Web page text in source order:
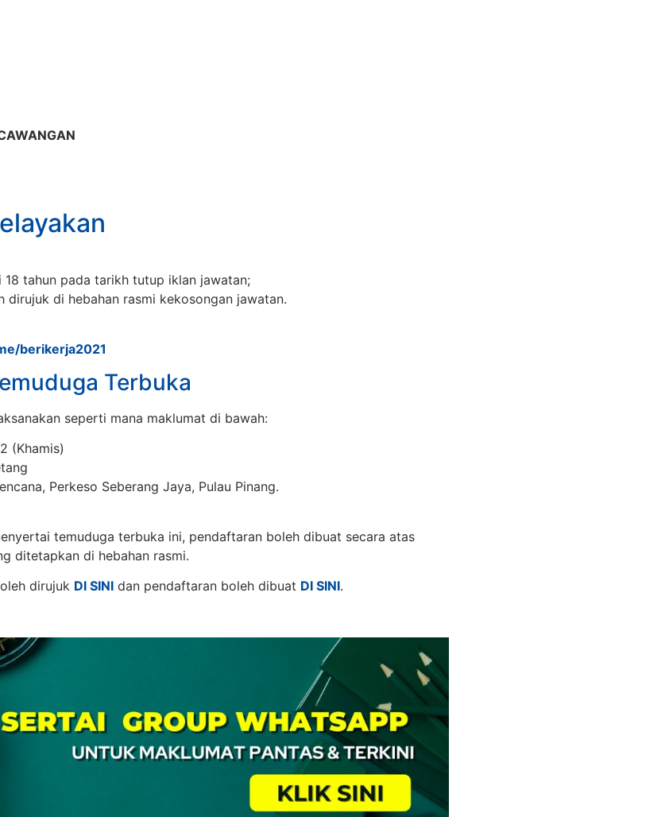
tahun pada tarikh tutup iklan jawatan;
dirujuk di hebahan rasmi kekosongan jawatan.
berikerja2021
Terbuka
seperti mana maklumat di bawah:
(Khamis)
Perkeso Seberang Jaya, Pulau Pinang.
temuduga terbuka ini, pendaftaran boleh dibuat secara atas
ditetapkan di hebahan rasmi.
dirujuk DI SINI dan pendaftaran boleh dibuat DI SINI.